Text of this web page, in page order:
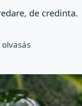
de credinta.